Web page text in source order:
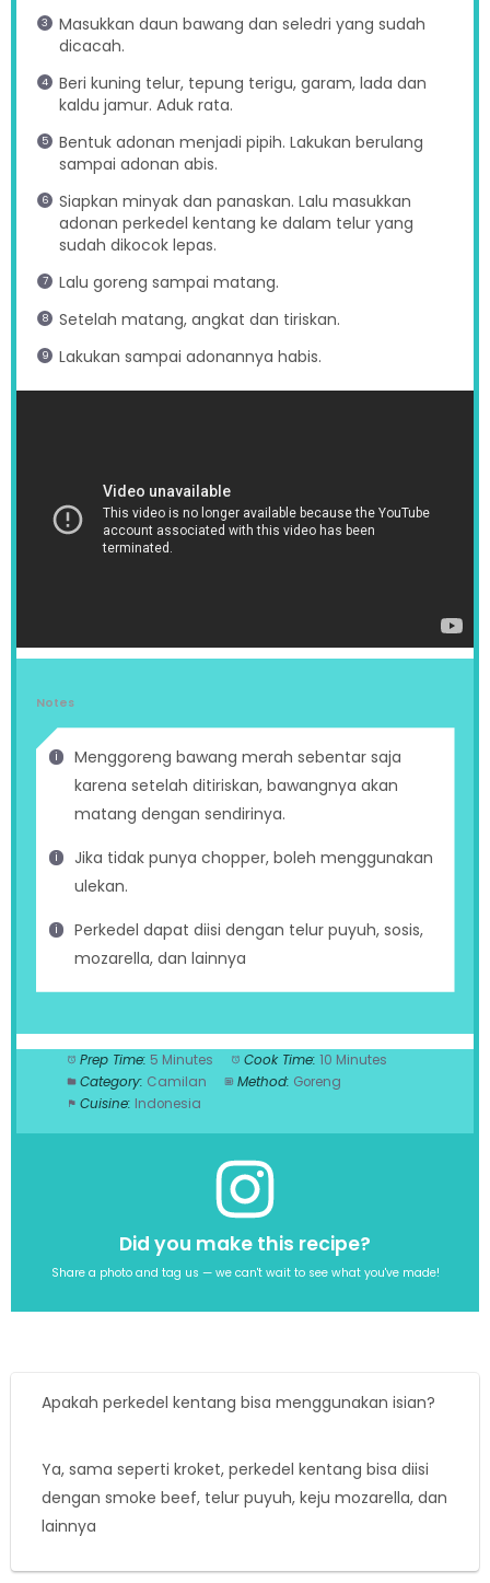
Masukkan daun bawang dan seledri yang sudah
dicacah.
Beri kuning telur, tepung terigu, garam, lada dan
kaldu jamur. Aduk rata.
Bentuk adonan menjadi pipih. Lakukan berulang
sampai adonan abis.
Siapkan minyak dan panaskan. Lalu masukkan
adonan perkedel kentang ke dalam telur yang
sudah dikocok lepas.
Lalu goreng sampai matang.
Setelah matang, angkat dan tiriskan.
Lakukan sampai adonannya habis.
Notes
Menggoreng bawang merah sebentar saja
karena setelah ditiriskan, bawangnya akan
matang dengan sendirinya.
Jika tidak punya chopper, boleh menggunakan
ulekan.
Perkedel dapat diisi dengan telur puyuh, sosis,
mozarella, dan lainnya
Prep Time: 5 Minutes Cook Time: 10 Minutes
Category: Camilan Method: Goreng
Cuisine: Indonesia
Did you make this recipe?
Share a photo and tag us — we can't wait to see what you've made!
Apakah perkedel kentang bisa menggunakan isian?
Ya, sama seperti kroket, perkedel kentang bisa diisi
dengan smoke beef, telur puyuh, keju mozarella, dan
lainnya